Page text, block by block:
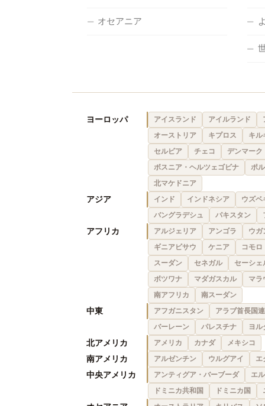
オセアニア
ヨーロッパ アイスランド アイルランド
オーストリア
キプロス
キル
セルビア
チェコ
デンマーク
ボスニア・ヘルツェゴビナ
ポ
北マケドニア
アジア インド インドネシア
ウズベ
バングラデシュ
パキスタン
アフリカ アルジェリア アンゴラ
ウガ
ギニアビサウ
ケニア
コモロ
スーダン
セネガル
セーシェ
ボツワナ
マダガスカル
マラ
南アフリカ
南スーダン
中東 アフガニスタン
アラブ首長国
バーレーン
パレスチナ ヨル
北アメリカ アメリカ カナダ メキシコ
南アメリカ アルゼンチン ウルグアイ エ
中央アメリカ アンティグア・バーブーダ
エ
ドミニカ共和国
ドミニカ国